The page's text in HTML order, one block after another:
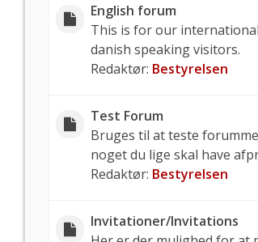
English forum
This is for our
danish speaking visitors.
Redaktør: Bestyrelsen
Test Forum
Bruges til at teste
noget du lige skal have
Redaktør: Bestyrelsen
Invitationer/Invitations